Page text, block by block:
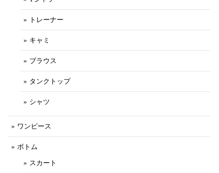
トレーナー
キャミ
ブラウス
タンクトップ
シャツ
ワンピース
ボトム
スカート